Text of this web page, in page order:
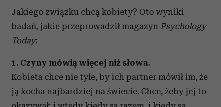
Jakiego związku chcą kobiety? Oto wyniki
badań, jakie przeprowadził magazyn Psychology
Today:
1. Czyny mówią więcej niż słowa.
Kobieta chce nie tyle, by ich partner mówił im, że
ją kocha najbardziej na świecie. Chce, żeby jej to